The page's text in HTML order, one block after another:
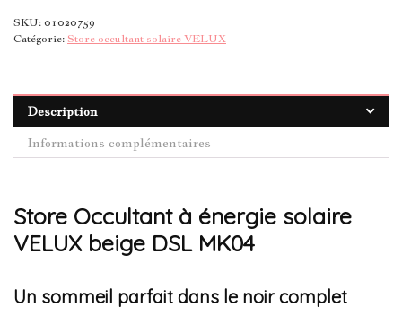
SKU:01020759
Catégorie:Store occultant solaire VELUX
Description
Informations complémentaires
Store Occultant à énergie solaire
VELUX beige DSL MK04
Un sommeil parfait dans le noir complet